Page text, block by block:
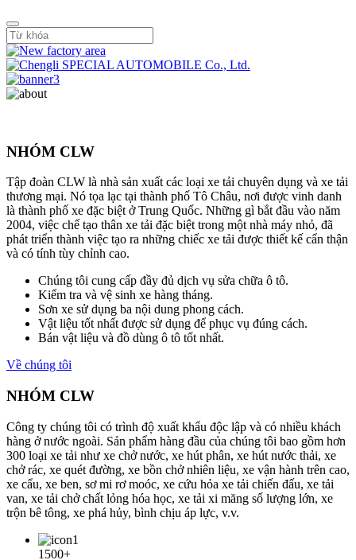
NHÓM CLW
Tập đoàn CLW là nhà sản xuất các loại xe tải chuyên dụng và xe tải
thương mại. Nó tọa lạc tại thành phố Tô Châu, nơi được vinh danh
là thành phố xe đặc biệt ở Trung Quốc. Những gì bắt đầu vào năm
2004, việc chế tạo thân xe tải đặc biệt trong một nhà máy nhỏ, đã
phát triển thành việc tạo ra những chiếc xe tải được thiết kế cẩn thận
và có tính tùy chỉnh cao.
Chúng tôi cung cấp đầy đủ dịch vụ sửa chữa ô tô.
Kiểm tra và vệ sinh xe hàng tháng.
Sơn xe sử dụng ba nội dung phong cách.
Vật liệu tốt nhất được sử dụng để phục vụ đúng cách.
Bán vật liệu và đồ dùng ô tô tốt nhất.
Về chúng tôi
NHÓM CLW
Công ty chúng tôi có trình độ xuất khẩu độc lập và có nhiều khách
hàng ở nước ngoài. Sản phẩm hàng đầu của chúng tôi bao gồm hơn
300 loại xe tải như xe chở nước, xe hút phân, xe hút nước thải, xe
chở rác, xe quét đường, xe bồn chở nhiên liệu, xe vận hành trên cao,
xe cẩu, xe ben, sơ mi rơ moóc, xe cứu hỏa xe tải chiến đấu, xe tải
van, xe tải chở chất lỏng hóa học, xe tải xi măng số lượng lớn, xe
trộn bê tông, xe phá hủy, bình chịu áp lực, v.v.
1500+